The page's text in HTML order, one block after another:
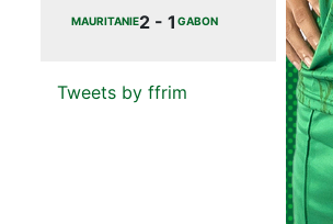
MAURITANIE2 - 1 GABON
Tweets by ffrim